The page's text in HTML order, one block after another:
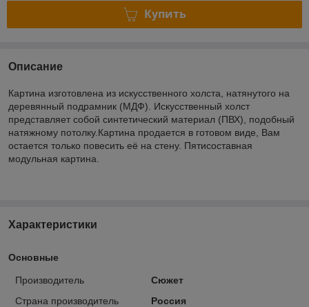
Купить
Описание
Картина изготовлена из искусственного холста, натянутого на
деревянный подрамник (МДФ). Искусственный холст
представляет собой синтетический материал (ПВХ), подобный
натяжному потолку.Картина продается в готовом виде, Вам
остается только повесить её на стену. Пятисоставная
модульная картина.
Характеристики
Основные
Производитель
Сюжет
Страна производитель
Россия